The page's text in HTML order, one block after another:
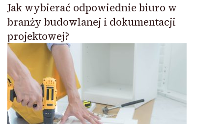
Jak wybierać odpowiednie biuro w
branży budowlanej i dokumentacji
projektowej?